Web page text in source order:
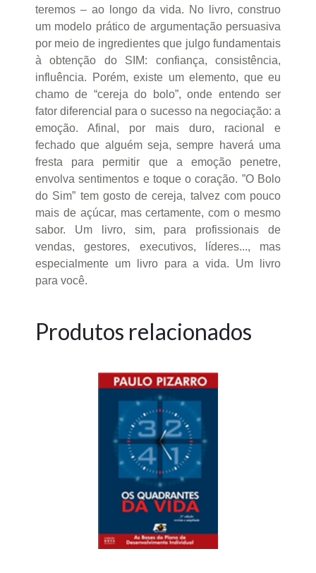
teremos – ao longo da vida. No livro, construo
um modelo prático de argumentação persuasiva
por meio de ingredientes que julgo fundamentais
à obtenção do SIM: confiança, consistência,
influência. Porém, existe um elemento, que eu
chamo de “cereja do bolo”, onde entendo ser
fator diferencial para o sucesso na negociação: a
emoção. Afinal, por mais duro, racional e
fechado que alguém seja, sempre haverá uma
fresta para permitir que a emoção penetre,
envolva sentimentos e toque o coração. ”O Bolo
do Sim” tem gosto de cereja, talvez com pouco
mais de açúcar, mas certamente, com o mesmo
sabor. Um livro, sim, para profissionais de
vendas, gestores, executivos, líderes..., mas
especialmente um livro para a vida. Um livro
para você.
Produtos relacionados